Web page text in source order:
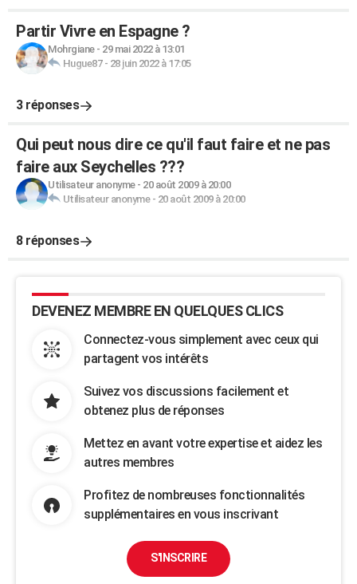
Partir Vivre en Espagne ?
Mohrgiane- 29 mai 2022 à 13:01
Hugue87- 28 juin 2022 à 17:05
3 réponses
Qui peut nous dire ce qu'il faut faire et ne pas
faire aux Seychelles ???
Utilisateur anonyme- 20 août 2009 à 20:00
Utilisateur anonyme- 20 août 2009 à 20:00
8 réponses
DEVENEZ MEMBRE EN QUELQUES CLICS
Connectez-vous simplement avec ceux qui
partagent vos intérêts
Suivez vos discussions facilement et
obtenez plus de réponses
Mettez en avant votre expertise et aidez les
autres membres
Profitez de nombreuses fonctionnalités
supplémentaires en vous inscrivant
S'INSCRIRE